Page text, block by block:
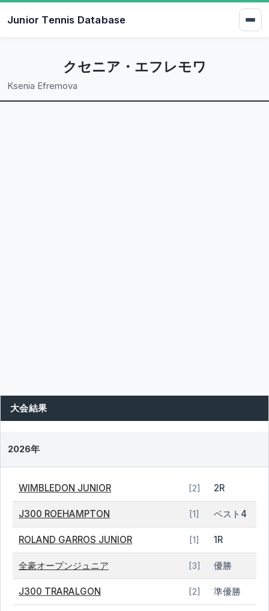
Junior Tennis Database
クセニア・エフレモワ
Ksenia Efremova
大会結果
2026年
WIMBLEDON JUNIOR [2] 2R
J300 ROEHAMPTON [1] ベスト4
ROLAND GARROS JUNIOR [1] 1R
全豪オープンジュニア [3] 優勝
J300 TRARALGON [2] 準優勝